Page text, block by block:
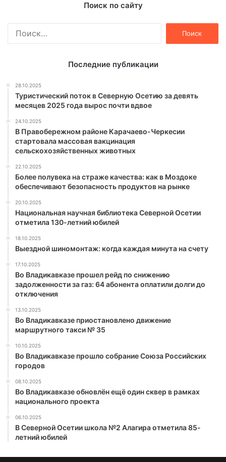
Поиск по сайту
Последние публикации
28.10.2025
Туристический поток в Северную Осетию за девять
месяцев 2025 года вырос почти вдвое
24.10.2025
В Правобережном районе Карачаево-Черкесии
стартовала массовая вакцинация
сельскохозяйственных животных
22.10.2025
Более полувека на страже качества: как в Моздоке
обеспечивают безопасность продуктов на рынке
20.10.2025
Национальная научная библиотека Северной Осетии
отметила 130-летний юбилей
18.10.2025
Выездной шиномонтаж: когда каждая минута на счету
17.10.2025
Во Владикавказе прошел рейд по снижению
задолженности за газ: 64 абонента оплатили долги до
отключения
13.10.2025
Во Владикавказе приостановлено движение
маршрутного такси № 35
10.10.2025
Во Владикавказе прошло собрание Союза Российских
городов
08.10.2025
Во Владикавказе обновлён ещё один сквер в рамках
национального проекта
06.10.2025
В Северной Осетии школа №2 Алагира отметила 85-
летний юбилей